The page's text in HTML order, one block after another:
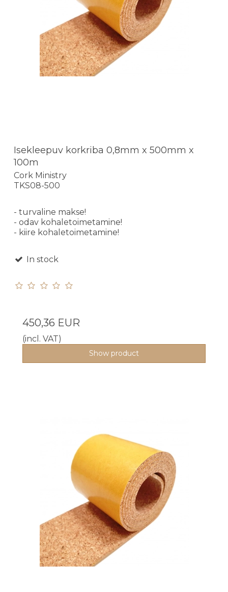
Isekleepuv korkriba 0,8mm x 500mm x
100m
Cork Ministry
TKS08-500
- turvaline makse!
- odav kohaletoimetamine!
- kiire kohaletoimetamine!
In stock
450,36 EUR
(incl. VAT)
Show product